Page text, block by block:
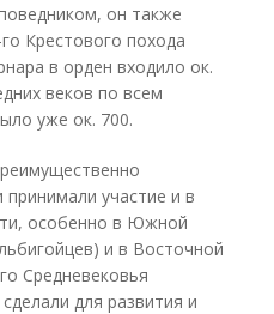
он также
Крестового похода
в орден входило ок.
веков по всем
уже ок. 700.
участие и в
особенно в Южной
и в Восточной
Средневековья
для развития и